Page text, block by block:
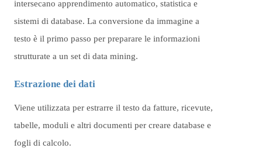
intersecano apprendimento automatico, statistica e
sistemi di database. La conversione da immagine a
testo è il primo passo per preparare le informazioni
strutturate a un set di data mining.
Estrazione dei dati
Viene utilizzata per estrarre il testo da fatture, ricevute,
tabelle, moduli e altri documenti per creare database e
fogli di calcolo.